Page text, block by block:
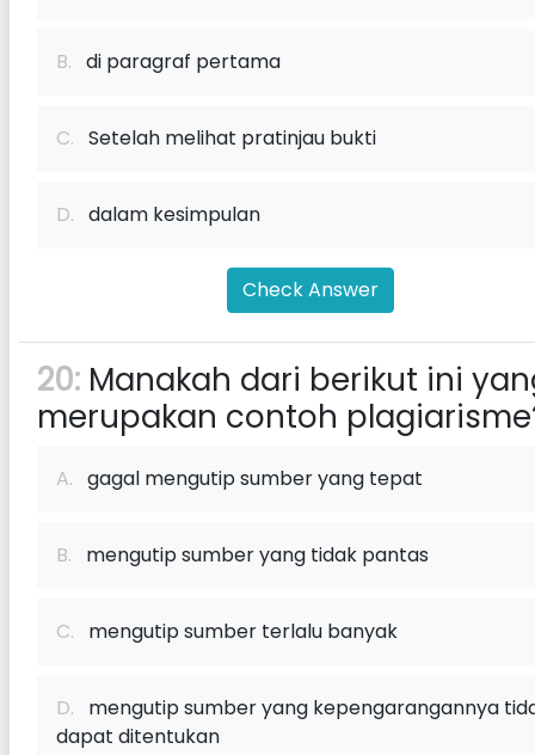
B. di paragraf pertama
C. Setelah melihat pratinjau bukti
D. dalam kesimpulan
Check Answer
20: Manakah dari berikut ini
merupakan contoh
A. gagal mengutip sumber yang tepat
B. mengutip sumber yang tidak pantas
C. mengutip sumber terlalu banyak
D. mengutip sumber yang kepengarangannya
dapat ditentukan